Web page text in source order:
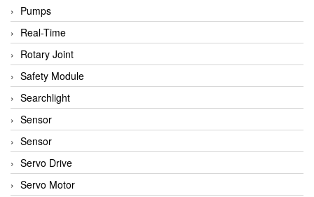
Pumps
Real-Time
Rotary Joint
Safety Module
Searchlight
Sensor
Sensor
Servo Drive
Servo Motor